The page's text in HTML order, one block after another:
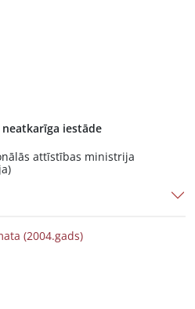
iestāde
attīstības ministrija
(2004.gads)